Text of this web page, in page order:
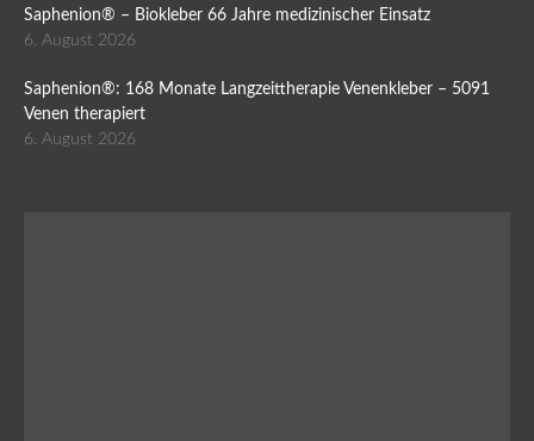
Saphenion® – Biokleber 66 Jahre medizinischer Einsatz
6. August 2026
Saphenion®: 168 Monate Langzeittherapie Venenkleber – 5091
Venen therapiert
6. August 2026